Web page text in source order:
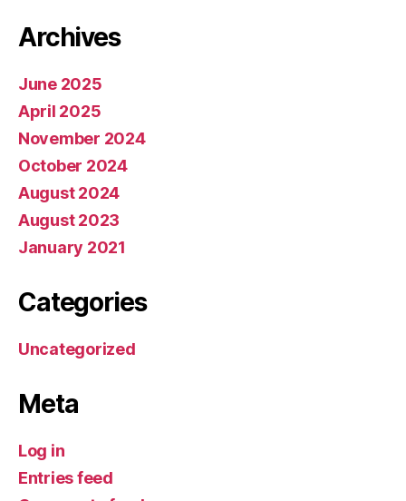
Archives
June 2025
April 2025
November 2024
October 2024
August 2024
August 2023
January 2021
Categories
Uncategorized
Meta
Log in
Entries feed